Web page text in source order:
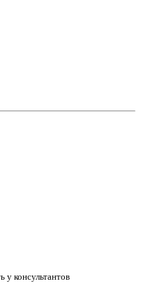
консультантов